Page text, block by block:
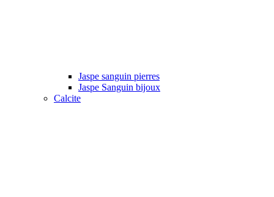
Jaspe sanguin pierres
Jaspe Sanguin bijoux
Calcite